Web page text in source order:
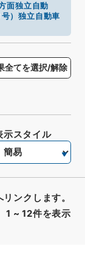
面独立自動
）独立自動車
全てを選択/解除
1 ~ 12件を表示
示スタイル
ンクします。